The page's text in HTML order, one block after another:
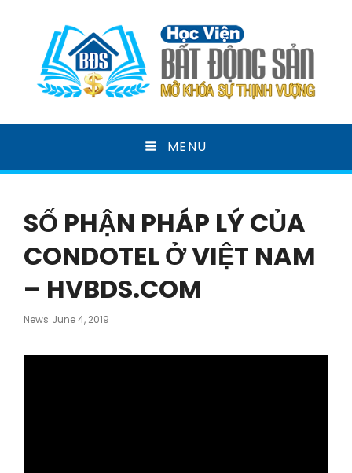
HỌC VIỆN BẤT ĐỘNG
SẢN
MENU
SỐ PHẬN PHÁP LÝ CỦA
CONDOTEL Ở VIỆT NAM
– HVBDS.COM
News Posted
June 4, 2019